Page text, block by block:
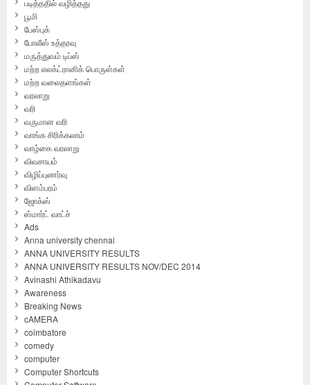
பூமி
பேஸ்புக்
போலீஸ் உத்தரவு
மருத்துவம் டிப்ஸ்
மற்ற எலக்ட்ரானிக் பொருள்கள்
மற்ற வலைதளங்கள்
வரலாறு
வரி
வருமான வரி
வாங்க சிரிக்கலாம்
வாழ்கை வரலாறு
விவசாயம்
விழிப்புணர்வு
விளம்பரம்
ஜோக்ஸ்
ஸ்மார்ட் வாட்ச்
Ads
Anna university chennai
ANNA UNIVERSITY RESULTS
ANNA UNIVERSITY RESULTS NOV/DEC 2014
Avinashi Athikadavu
Awareness
Breaking News
cAMERA
coimbatore
comedy
computer
Computer Shortcuts